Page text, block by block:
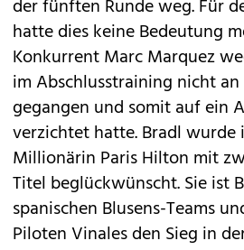
der fünften Runde weg. Für
hatte dies keine Bedeutung
Konkurrent Marc Marquez
im Abschlusstraining nicht
gegangen und somit auf ein
verzichtet hatte. Bradl wurde
Millionärin Paris Hilton mit
Titel beglückwünscht. Sie ist
spanischen Blusens-Teams
Piloten Vinales den Sieg in